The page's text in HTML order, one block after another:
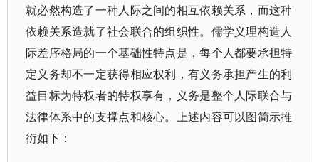
就必然构造了一种人际之间的相互依赖关系，而这种
依赖关系造就了社会联合的组织性。儒学义理构造人
际差序格局的一个基础性特点是，每个人都要承担特
定义务却不一定获得相应权利，有义务承担产生的利
益目标为特权者的特权享有，义务是整个人际联合与
法律体系中的支撑点和核心。上述内容可以图简示推
衍如下：